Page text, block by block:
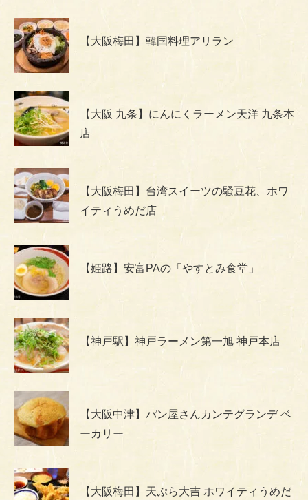
【大阪梅田】韓国料理アリラン
【大阪 九条】にんにくラーメン天洋 九条本
店
【大阪梅田】台湾スイーツの騒豆花、ホワ
イティうめだ店
【姫路】安富PAの「やすとみ食堂」
【神戸駅】神戸ラーメン第一旭 神戸本店
【大阪中津】パン屋さんカンテグランデ ベ
ーカリー
【大阪梅田】天ぷら大吉 ホワイティうめだ